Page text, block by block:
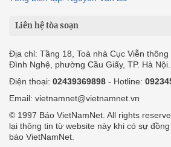
Liên hệ tòa soạn
Địa chỉ: Tầng 18, Toà nhà Cục Viễn
Đình Nghệ, phường Cầu Giấy, TP. Hà Nội.
Điện thoại: 02439369898 - Hotline:
Email: vietnamnet@vietnamnet.vn
© 1997 Báo VietNamNet. All rights
lại thông tin từ website này khi có sự
báo VietNamNet.